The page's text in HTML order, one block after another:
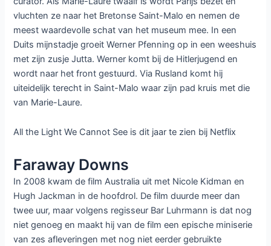
vluchten ze naar het Bretonse Saint-Malo en nemen de
meest waardevolle schat van het museum mee. In een
Duits mijnstadje groeit Werner Pfenning op in een weeshuis
met zijn zusje Jutta. Werner komt bij de Hitlerjugend en
wordt naar het front gestuurd. Via Rusland komt hij
uiteidelijk terecht in Saint-Malo waar zijn pad kruis met die
van Marie-Laure.
All the Light We Cannot See is dit jaar te zien bij Netflix
Faraway Downs
In 2008 kwam de film Australia uit met Nicole Kidman en
Hugh Jackman in de hoofdrol. De film duurde meer dan
twee uur, maar volgens regisseur Bar Luhrmann is dat nog
niet genoeg en maakt hij van de film een epische miniserie
van zes afleveringen met nog niet eerder gebruikte